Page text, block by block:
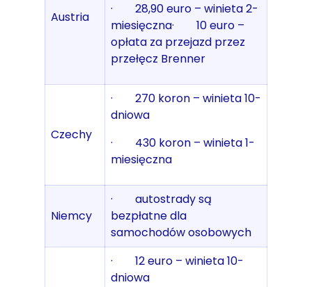
Austria
· 28,90 euro – winieta 2-
miesięczna· 10 euro –
opłata za przejazd przez
przełęcz Brenner
Czechy
· 270 koron – winieta 10-
dniowa
· 430 koron – winieta 1-
miesięczna
Niemcy
· autostrady są
bezpłatne dla
samochodów osobowych
· 12 euro – winieta 10-
dniowa